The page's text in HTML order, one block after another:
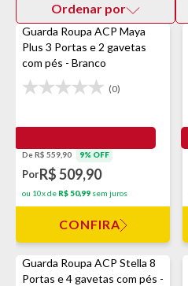
Ordenar por
Guarda Roupa ACP Maya
Plus 3 Portas e 2 gavetas
com pés - Branco
(0)
De R$ 559,90 9% OFF
PorR$ 509,90
ou 10x de R$ 50,99 sem juros
CONFIRA
Guarda Roupa ACP Stella 8
Portas e 4 gavetas com pés -